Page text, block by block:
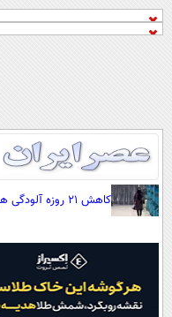
کاهش ۲۱ روزه آلودگی هوای تهران با آلاینده ازن نسبت به سال گذشته